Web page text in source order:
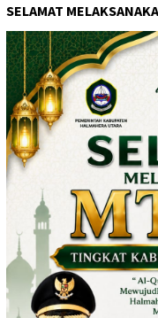
SELAMAT